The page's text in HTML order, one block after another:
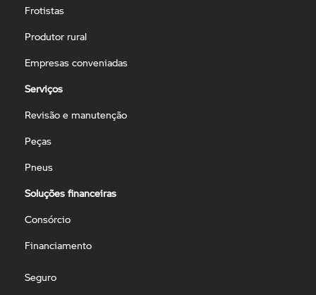
Frotistas
Produtor rural
Empresas conveniadas
Serviços
Revisão e manutenção
Peças
Pneus
Soluções financeiras
Consórcio
Financiamento
Seguro